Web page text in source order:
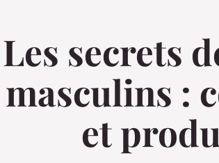
Les secrets
masculins :
et